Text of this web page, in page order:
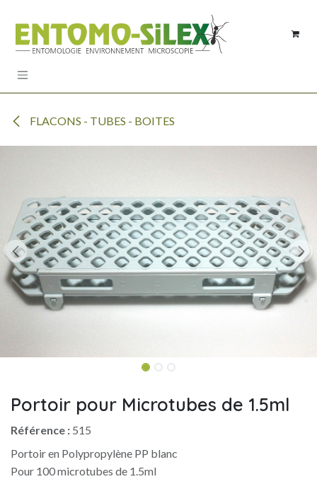
FLACONS - TUBES - BOITES
Portoir pour Microtubes de 1.5ml
Référence : 515
Portoir en Polypropylène PP blanc
Pour 100 microtubes de 1.5ml